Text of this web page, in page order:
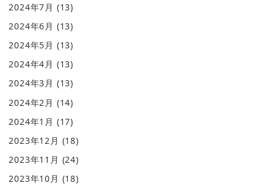
2024年7月 (13)
2024年6月 (13)
2024年5月 (13)
2024年4月 (13)
2024年3月 (13)
2024年2月 (14)
2024年1月 (17)
2023年12月 (18)
2023年11月 (24)
2023年10月 (18)